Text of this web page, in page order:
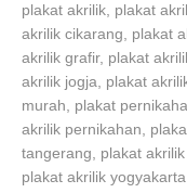
plakat akrilik, plakat
akrilik cikarang, plakat
akrilik grafir, plakat
akrilik jogja, plakat
murah, plakat
akrilik pernikahan,
tangerang, plakat
plakat akrilik yogyakarta,